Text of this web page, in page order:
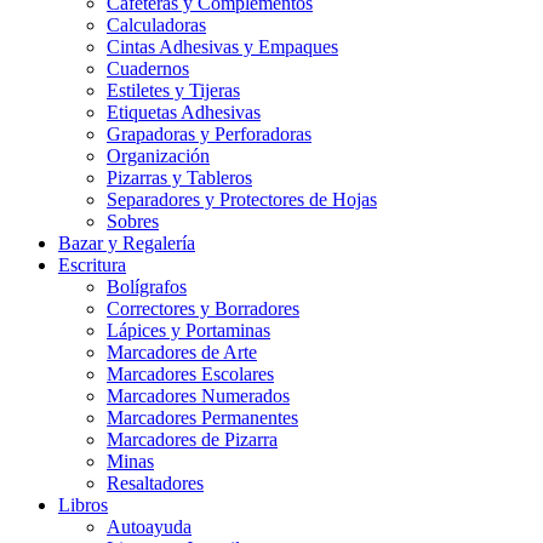
Calculadoras
Cintas Adhesivas y Empaques
Cuadernos
Estiletes y Tijeras
Etiquetas Adhesivas
Grapadoras y Perforadoras
Organización
Pizarras y Tableros
Separadores y Protectores de Hojas
Sobres
Bazar y Regalería
Escritura
Bolígrafos
Correctores y Borradores
Lápices y Portaminas
Marcadores de Arte
Marcadores Escolares
Marcadores Numerados
Marcadores Permanentes
Marcadores de Pizarra
Minas
Resaltadores
Libros
Autoayuda